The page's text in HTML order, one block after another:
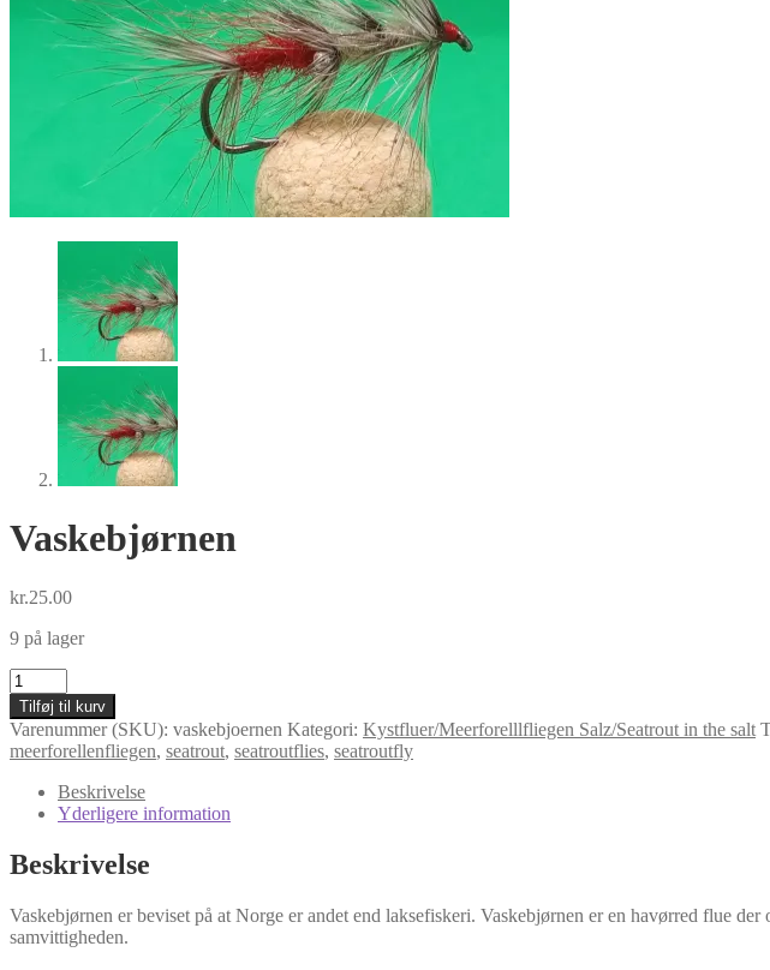
Vaskebjørnen
kr.25.00
9 på lager
Vaskebjørnen
antal
Tilføj til kurv
Varenummer (SKU): vaskebjoernen Kategori: Kystfluer/Meerforelllfliegen Salz/Seatrout in the salt
meerforellenfliegen, seatrout, seatroutflies, seatroutfly
Beskrivelse
Yderligere information
Beskrivelse
Vaskebjørnen er beviset på at Norge er andet end laksefiskeri. Vaskebjørnen er en havørred flue
samvittigheden.